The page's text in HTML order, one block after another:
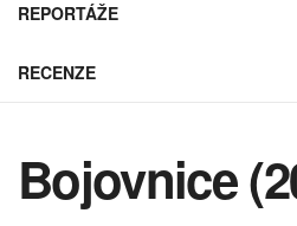
REPORTÁŽE
RECENZE
Bojovnice